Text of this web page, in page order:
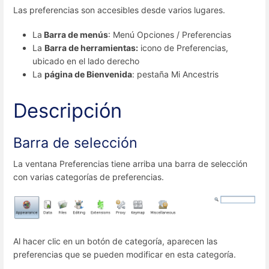
Las preferencias son accesibles desde varios lugares.
La Barra de menús: Menú Opciones / Preferencias
La Barra de herramientas: icono de Preferencias,
ubicado en el lado derecho
La página de Bienvenida: pestaña Mi Ancestris
Descripción
Barra de selección
La ventana Preferencias tiene arriba una barra de selección
con varias categorías de preferencias.
Al hacer clic en un botón de categoría, aparecen las
preferencias que se pueden modificar en esta categoría.